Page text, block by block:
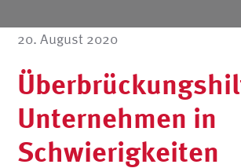
20. August 2020
Unternehmen in
Schwierigkeiten